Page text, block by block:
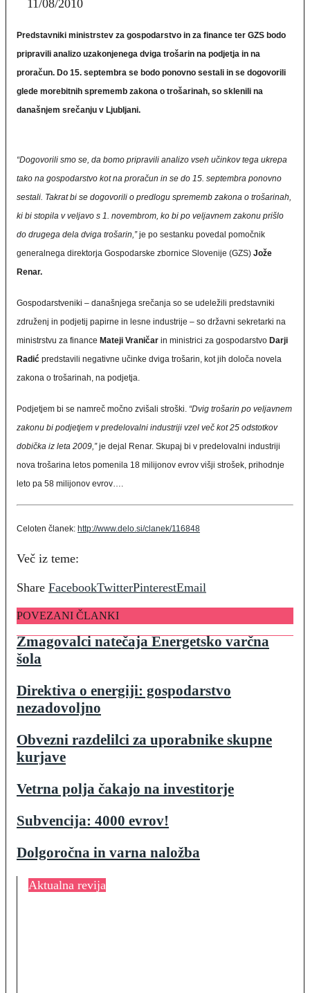
11/08/2010
Predstavniki ministrstev za gospodarstvo in za finance ter GZS bodo
pripravili analizo uzakonjenega dviga trošarin na podjetja in na
proračun. Do 15. septembra se bodo ponovno sestali in se dogovorili
glede morebitnih sprememb zakona o trošarinah, so sklenili na
današnjem srečanju v Ljubljani.
“Dogovorili smo se, da bomo pripravili analizo vseh učinkov tega ukrepa
tako na gospodarstvo kot na proračun in se do 15. septembra ponovno
sestali. Takrat bi se dogovorili o predlogu sprememb zakona o trošarinah,
ki bi stopila v veljavo s 1. novembrom, ko bi po veljavnem zakonu prišlo
do drugega dela dviga trošarin,”je po sestanku povedal pomočnik
generalnega direktorja Gospodarske zbornice Slovenije (GZS) Jože
Renar.
Gospodarstveniki – današnjega srečanja so se udeležili predstavniki
združenj in podjetij papirne in lesne industrije – so državni sekretarki na
ministrstvu za finance Mateji Vraničar in ministrici za gospodarstvo Darji
Radić predstavili negativne učinke dviga trošarin, kot jih določa novela
zakona o trošarinah, na podjetja.
Podjetjem bi se namreč močno zvišali stroški. “Dvig trošarin po veljavnem
zakonu bi podjetjem v predelovalni industriji vzel več kot 25 odstotkov
dobička iz leta 2009,”je dejal Renar. Skupaj bi v predelovalni industriji
nova trošarina letos pomenila 18 milijonov evrov višji strošek, prihodnje
leto pa 58 milijonov evrov….
Celoten članek: http://www.delo.si/clanek/116848
Več iz teme:
Share FacebookTwitterPinterestEmail
POVEZANI ČLANKI
Zmagovalci natečaja Energetsko varčna
šola
Direktiva o energiji: gospodarstvo
nezadovoljno
Obvezni razdelilci za uporabnike skupne
kurjave
Vetrna polja čakajo na investitorje
Subvencija: 4000 evrov!
Dolgoročna in varna naložba
Aktualna revija